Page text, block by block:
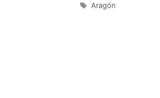
Etiquetas
Aragón